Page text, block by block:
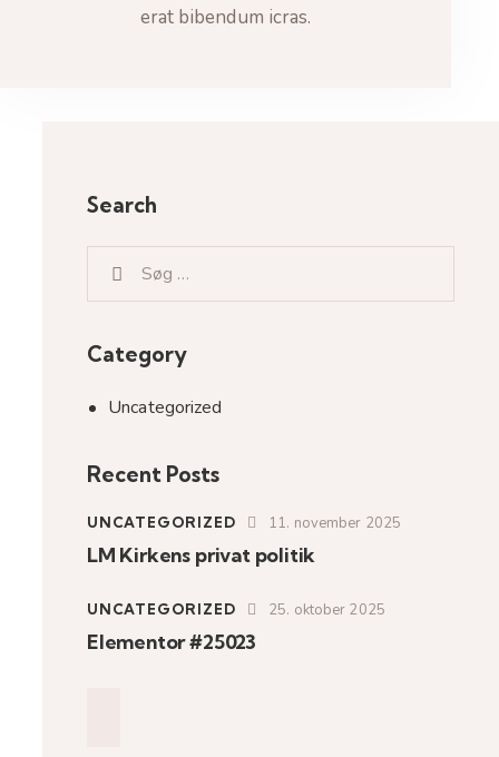
erat bibendum icras.
Search
Category
Uncategorized
Recent Posts
UNCATEGORIZED 11. november 2025
LM Kirkens privat politik
UNCATEGORIZED 25. oktober 2025
Elementor #25023